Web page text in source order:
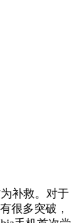
补救。对于
很多突破，